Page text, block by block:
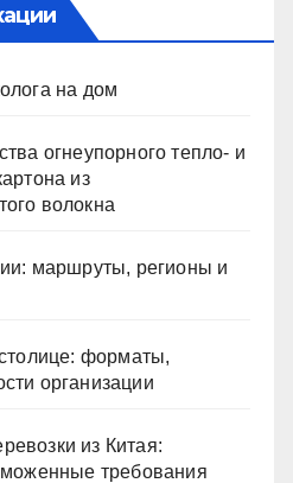
на дом
огнеупорного тепло- и
из
волокна
маршруты, регионы и
форматы,
организации
из Китая:
требования